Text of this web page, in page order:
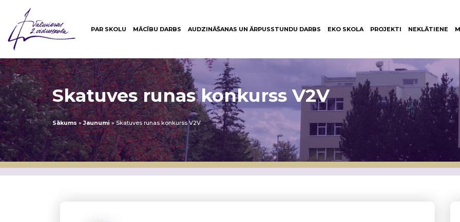
PAR SKOLU MĀCĪBU DARBS AUDZINĀŠANAS UN ĀRPUSSTUNDU DARBS EKO SKOLA PROJEKTI NEKLĀTIENE
Skatuves runas konkurss V2V
Sākums»Jaunumi»Skatuves runas konkurss V2V